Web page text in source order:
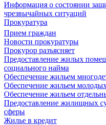
Информация о состоянии
чрезвычайных ситуаций
Прокуратура
Прием граждан
Новости прокуратуры
Прокурор разъясняет
Предоставление жилых
социального найма
Обеспечение жильем
Обеспечение жильем
Обеспечение жильем
Предоставление жилищных
сферы
Жилье в кредит